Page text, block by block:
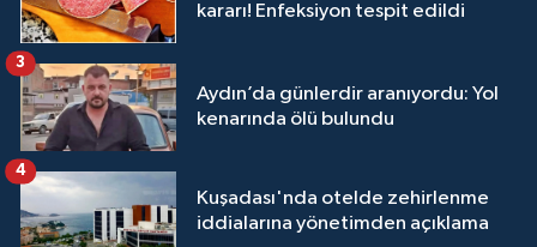
kararı! Enfeksiyon tespit edildi
Aydın’da günlerdir aranıyordu: Yol
kenarında ölü bulundu
3
Kuşadası'nda otelde zehirlenme
iddialarına yönetimden açıklama
4